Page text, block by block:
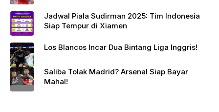
Jadwal Piala Sudirman 2025: Tim Indonesia
Siap Tempur di Xiamen
Los Blancos Incar Dua Bintang Liga Inggris!
Saliba Tolak Madrid? Arsenal Siap Bayar
Mahal!